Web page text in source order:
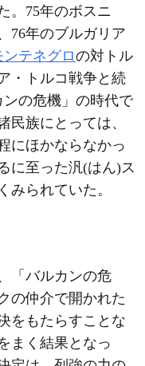
。75年のボスニ
76年のブルガリア
ンテネグロの対トル
・トルコ戦争と続
の危機」の時代で
民族にとっては、
にほかならなかっ
に至った汎(はん)ス
みられていた。
「バルカンの危
の仲介で開かれた
をもたらすことな
まく結果となっ